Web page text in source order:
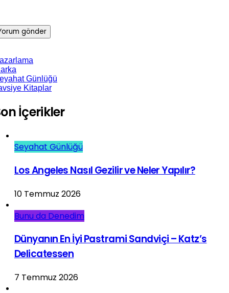
Günlüğü
Kitaplar
İçerikler
Seyahat Günlüğü
Los Angeles Nasıl Gezilir ve Neler Yapılır?
10 Temmuz 2026
Bunu da Denedim
Dünyanın En İyi Pastrami Sandviçi – Katz’s
Delicatessen
7 Temmuz 2026